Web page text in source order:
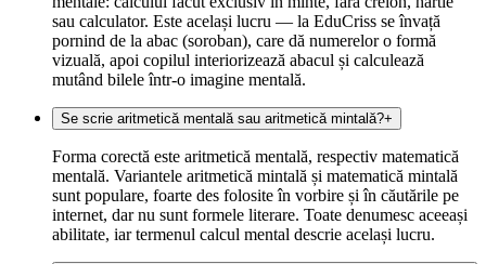
sau calculator. Este același lucru — la EduCriss se învață
pornind de la abac (soroban), care dă numerelor o formă
vizuală, apoi copilul interiorizează abacul și calculează
mutând bilele într-o imagine mentală.
Se scrie aritmetică mentală sau aritmetică mintală?+
Forma corectă este aritmetică mentală, respectiv matematică
mentală. Variantele aritmetică mintală și matematică mintală
sunt populare, foarte des folosite în vorbire și în căutările pe
internet, dar nu sunt formele literare. Toate denumesc aceeași
abilitate, iar termenul calcul mental descrie același lucru.